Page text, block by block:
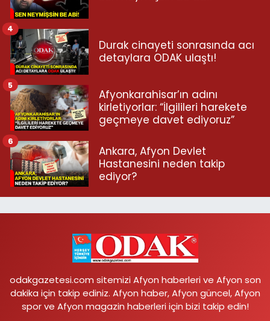
Durak cinayeti sonrasında acı
detaylara ODAK ulaştı!
4
Afyonkarahisar’ın adını
kirletiyorlar: “İlgilileri harekete
geçmeye davet ediyoruz”
5
Ankara, Afyon Devlet
Hastanesini neden takip
ediyor?
6
odakgazetesi.com sitemizi Afyon haberleri ve Afyon son
dakika için takip ediniz. Afyon haber, Afyon güncel, Afyon
spor ve Afyon magazin haberleri için bizi takip edin!